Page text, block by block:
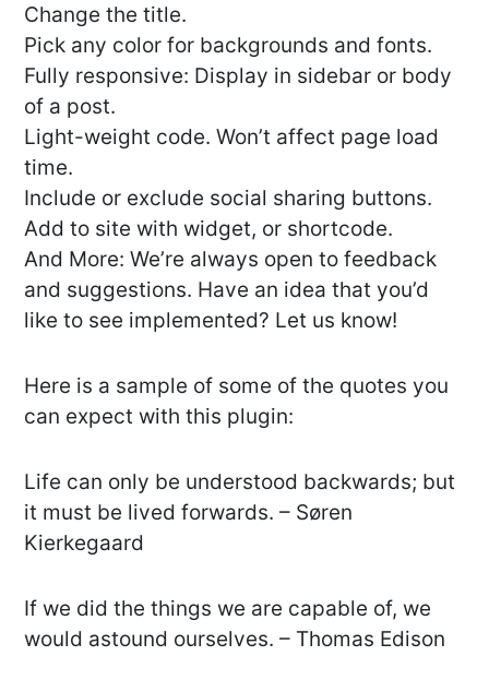
Change the title.
Pick any color for backgrounds and fonts.
Fully responsive: Display in sidebar or body
of a post.
Light-weight code. Won’t affect page load
time.
Include or exclude social sharing buttons.
Add to site with widget, or shortcode.
And More: We’re always open to feedback
and suggestions. Have an idea that you’d
like to see implemented? Let us know!
Here is a sample of some of the quotes you
can expect with this plugin:
Life can only be understood backwards; but
it must be lived forwards. – Søren
Kierkegaard
If we did the things we are capable of, we
would astound ourselves. – Thomas Edison